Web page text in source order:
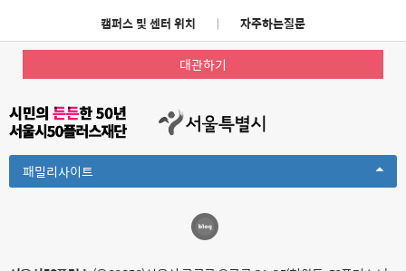
캠퍼스 및 센터 위치
| 자주하는질문
대관하기
패밀리사이트Toggle
Dropdown